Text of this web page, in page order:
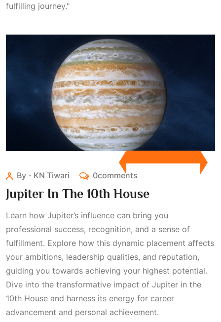
fulfilling journey."
By - KN Tiwari 0comments
Jupiter In The 10th House
Learn how Jupiter’s influence can bring you
professional success, recognition, and a sense of
fulfillment. Explore how this dynamic placement affects
your ambitions, leadership qualities, and reputation,
guiding you towards achieving your highest potential.
Dive into the transformative impact of Jupiter in the
10th House and harness its energy for career
advancement and personal achievement.